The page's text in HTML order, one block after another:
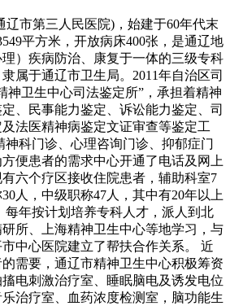
辽市第三人民医院)，始建于60年代末
平方米，开放病床400张，是通辽地
）疾病防治、康复于一体的三级专科
属于通辽市卫生局。2011年自治区司
神卫生中心司法鉴定所”，承担着精神
、民事能力鉴定、诉讼能力鉴定、司
法医精神病鉴定文证审查等鉴定工
神科门诊、心理咨询门诊、抑郁症门
便患者的需求中心开通了电话及网上
六个疗区接收住院患者，辅助科室7
人，中级职称47人，其中有20年以上
每年按计划培养专科人才，派人到北
所、上海精神卫生中心等地学习，与
中心医院建立了帮扶合作关系。 近
需要，通辽市精神卫生中心积极筹资
电刺激治疗室、睡眠脑电及诱发电位
治疗室、血药浓度检测室，脑功能生